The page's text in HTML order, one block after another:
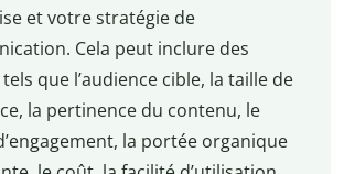
et votre stratégie de
Cela peut inclure des
que l’audience cible, la taille de
la pertinence du contenu, le
la portée organique